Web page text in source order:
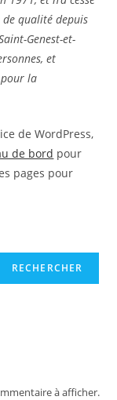
qualité depuis
Genest-et-
et
la
de WordPress,
de bord pour
pages pour
RECHERCHER
à afficher.